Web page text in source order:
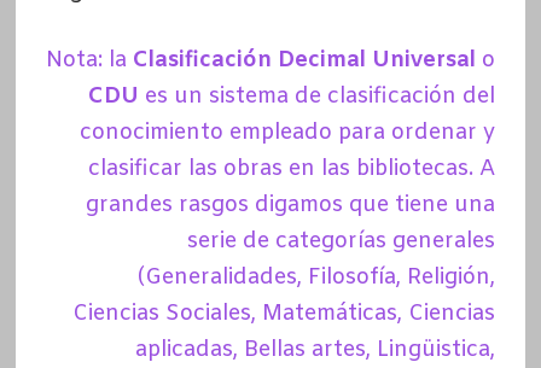
Nota: la Clasificación Decimal Universal o
CDU es un sistema de clasificación del
conocimiento empleado para ordenar y
clasificar las obras en las bibliotecas. A
grandes rasgos digamos que tiene una
serie de categorías generales
(Generalidades, Filosofía, Religión,
Ciencias Sociales, Matemáticas, Ciencias
aplicadas, Bellas artes, Lingüistica,